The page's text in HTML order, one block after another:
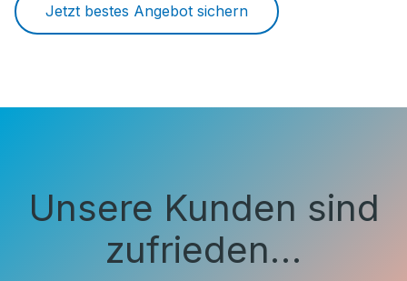
Jetzt bestes Angebot sichern
Unsere Kunden sind
zufrieden…